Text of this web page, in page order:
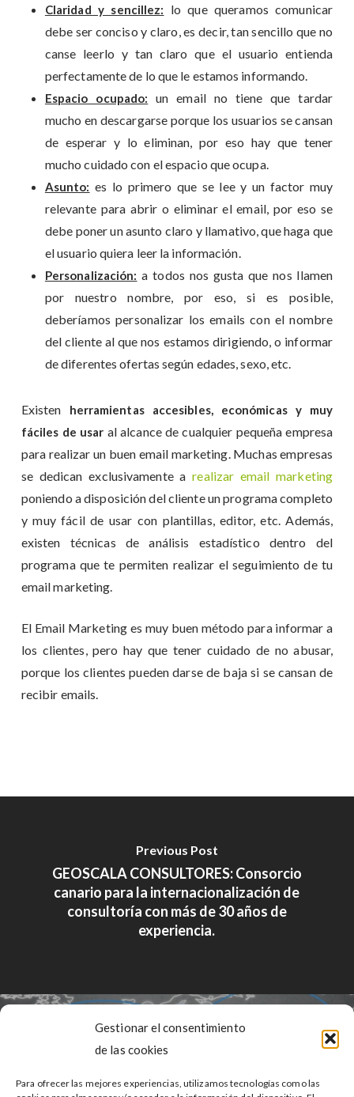
Gestionar el consentimiento
de las cookies
Para ofrecer las mejores experiencias, utilizamos tecnologías como las
Claridad y sencillez:
lo que queramos comunicar
debe ser conciso y claro, es decir, tan sencillo que no
canse leerlo y tan claro que el usuario entienda
perfectamente de lo que le estamos informando.
Espacio ocupado: un email no tiene que tardar
mucho en descargarse porque los usuarios se cansan
de esperar y lo eliminan, por eso hay que tener
mucho cuidado con el espacio que ocupa.
Asunto: es lo primero que se lee y un factor muy
relevante para abrir o eliminar el email, por eso se
debe poner un asunto claro y llamativo, que haga que
el usuario quiera leer la información.
Personalización: a todos nos gusta que nos llamen
por nuestro nombre, por eso, si es posible,
deberíamos personalizar los emails con el nombre
del cliente al que nos estamos dirigiendo, o informar
de diferentes ofertas según edades, sexo, etc.
Existen herramientas accesibles, económicas y muy
fáciles de usar al alcance de cualquier pequeña empresa
para realizar un buen email marketing. Muchas empresas
se dedican exclusivamente arealizar email marketing
poniendo a disposición del cliente un programa completo
y muy fácil de usar con plantillas, editor, etc. Además,
existen técnicas de análisis estadístico dentro del
programa que te permiten realizar el seguimiento de tu
email marketing.
El Email Marketing es muy buen método para informar a
los clientes, pero hay que tener cuidado de no abusar,
porque los clientes pueden darse de baja si se cansan de
recibir emails.
Previous Post
GEOSCALA CONSULTORES: Consorcio
canario para la internacionalización de
consultoría con más de 30 años de
experiencia.
Se prevé que España tenga un buen perfil